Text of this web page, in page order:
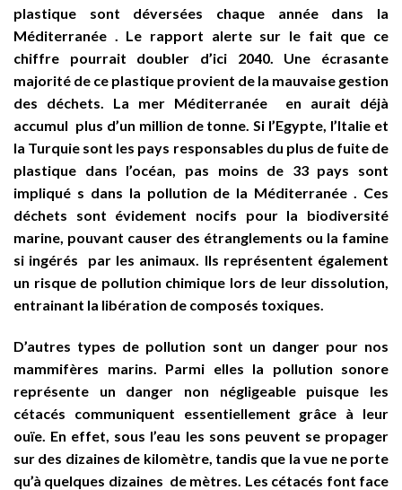
plastique sont déversées chaque année dans la
Méditerranée . Le rapport alerte sur le fait que ce
chiffre pourrait doubler d’ici 2040. Une écrasante
majorité de ce plastique provient de la mauvaise gestion
des déchets. La mer Méditerranée en aurait déjà
accumul plus d’un million de tonne. Si l’Egypte, l’Italie et
la Turquie sont les pays responsables du plus de fuite de
plastique dans l’océan, pas moins de 33 pays sont
impliqué s dans la pollution de la Méditerranée . Ces
déchets sont évidement nocifs pour la biodiversité
marine, pouvant causer des étranglements ou la famine
si ingérés par les animaux. Ils représentent également
un risque de pollution chimique lors de leur dissolution,
entrainant la libération de composés toxiques.
D’autres types de pollution sont un danger pour nos
mammifères marins. Parmi elles la pollution sonore
représente un danger non négligeable puisque les
cétacés communiquent essentiellement grâce à leur
ouïe. En effet, sous l’eau les sons peuvent se propager
sur des dizaines de kilomètre, tandis que la vue ne porte
qu’à quelques dizaines de mètres. Les cétacés font face